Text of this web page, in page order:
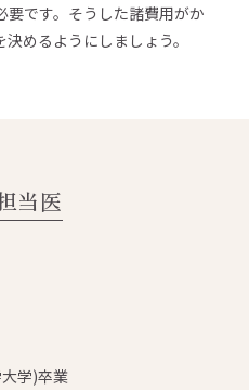
です。そうした諸費用がか
めるようにしましょう。
当医
学)卒業